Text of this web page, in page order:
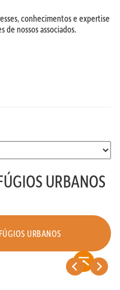
conhecimentos e expertise
de nossos associados.
URBANOS
URBANOS
< >